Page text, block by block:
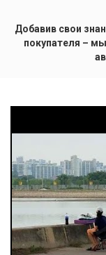
Добавив свои
покупателя –